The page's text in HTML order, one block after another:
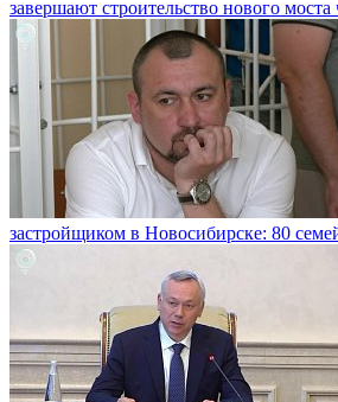
завершают строительство нового моста
застройщиком в Новосибирске: 80